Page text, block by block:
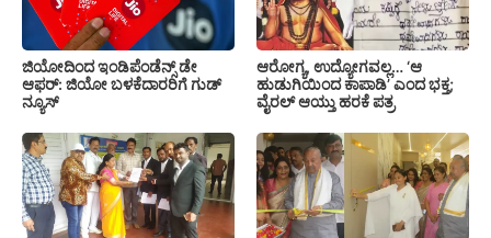
ಜಿಯೋದಿಂದ ಇಂಡಿಪೆಂಡೆನ್ಸ್ ಡೇ
ಆಫರ್: ಜಿಯೋ ಬಳಕೆದಾರರಿಗೆ ಗುಡ್
ನ್ಯೂಸ್
ಆರೋಗ್ಯ, ಉದ್ಯೋಗವಲ್ಲ… ‘ಆ
ಹುಡುಗಿಯಿಂದ ಕಾಪಾಡಿ’ ಎಂದ ಭಕ್ತ;
ವೈರಲ್ ಆಯ್ತು ಹರಕೆ ಪತ್ರ